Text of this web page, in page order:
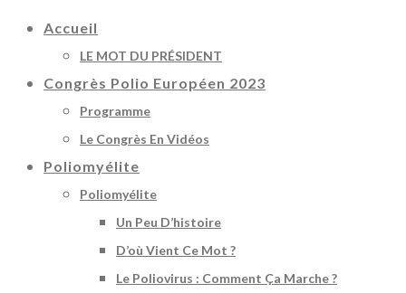
Accueil
LE MOT DU PRÉSIDENT
Congrès Polio Européen 2023
Programme
Le Congrès En Vidéos
Poliomyélite
Poliomyélite
Un Peu D’histoire
D’où Vient Ce Mot ?
Le Poliovirus : Comment Ça Marche ?